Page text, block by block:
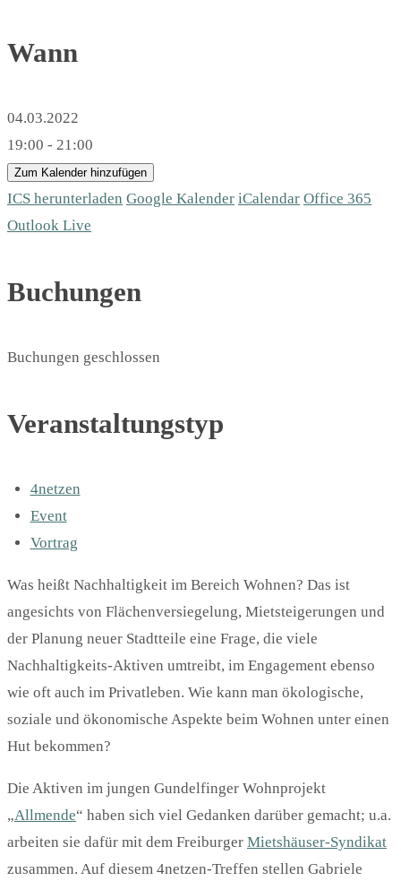
Wann
04.03.2022
19:00 - 21:00
Zum Kalender hinzufügen
ICS herunterladen Google Kalender iCalendar Office 365
Outlook Live
Buchungen
Buchungen geschlossen
Veranstaltungstyp
4netzen
Event
Vortrag
Was heißt Nachhaltigkeit im Bereich Wohnen? Das ist
angesichts von Flächenversiegelung, Mietsteigerungen und
der Planung neuer Stadtteile eine Frage, die viele
Nachhaltigkeits-Aktiven umtreibt, im Engagement ebenso
wie oft auch im Privatleben. Wie kann man ökologische,
soziale und ökonomische Aspekte beim Wohnen unter einen
Hut bekommen?
Die Aktiven im jungen Gundelfinger Wohnprojekt
„Allmende“ haben sich viel Gedanken darüber gemacht; u.a.
arbeiten sie dafür mit dem Freiburger Mietshäuser-Syndikat
zusammen. Auf diesem 4netzen-Treffen stellen Gabriele